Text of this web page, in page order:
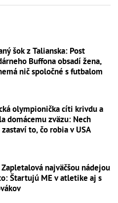
šok z Talianska: Post
Buffona obsadí žena,
nič spoločné s futbalom
olympionička cíti krivdu a
domácemu zväzu: Nech
to, čo robia v USA
Zapletalová najväčšou nádejou
Štartujú ME v atletike aj s